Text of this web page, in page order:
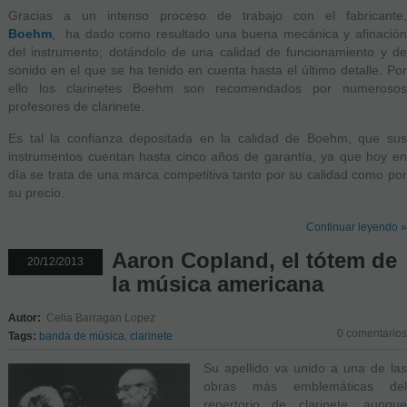
Gracias a un intenso proceso de trabajo con el fabricante,
Boehm, ha dado como resultado una buena mecánica y afinación
del instrumento; dotándolo de una calidad de funcionamiento y de
sonido en el que se ha tenido en cuenta hasta el último detalle. Por
ello los clarinetes Boehm son recomendados por numerosos
profesores de clarinete.
Es tal la confianza depositada en la calidad de Boehm, que sus
instrumentos cuentan hasta cinco años de garantía, ya que hoy en
día se trata de una marca competitiva tanto por su calidad como por
su precio.
Continuar leyendo »
20/12/2013
Aaron Copland, el tótem de
la música americana
Autor: Celia Barragan Lopez
Tags: banda de música clarinete 0 comentarios
Su apellido va unido a una de las
obras más emblemáticas del
repertorio de clarinete, aunque